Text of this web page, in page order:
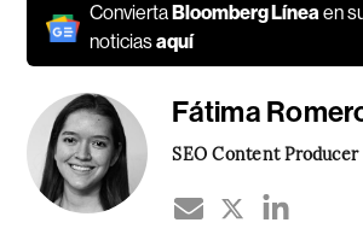
Convierta Bloomberg Líneaen
noticiasaquí
Fátima
SEO Content Producer